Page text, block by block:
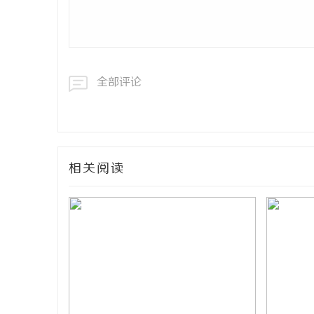
全部评论
相关阅读